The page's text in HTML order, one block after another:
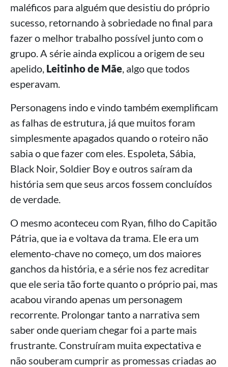
maléficos para alguém que desistiu do próprio
sucesso, retornando à sobriedade no final para
fazer o melhor trabalho possível junto com o
grupo. A série ainda explicou a origem de seu
apelido, Leitinho de Mãe, algo que todos
esperavam.
Personagens indo e vindo também exemplificam
as falhas de estrutura, já que muitos foram
simplesmente apagados quando o roteiro não
sabia o que fazer com eles. Espoleta, Sábia,
Black Noir, Soldier Boy e outros saíram da
história sem que seus arcos fossem concluídos
de verdade.
O mesmo aconteceu com Ryan, filho do Capitão
Pátria, que ia e voltava da trama. Ele era um
elemento-chave no começo, um dos maiores
ganchos da história, e a série nos fez acreditar
que ele seria tão forte quanto o próprio pai, mas
acabou virando apenas um personagem
recorrente. Prolongar tanto a narrativa sem
saber onde queriam chegar foi a parte mais
frustrante. Construíram muita expectativa e
não souberam cumprir as promessas criadas ao